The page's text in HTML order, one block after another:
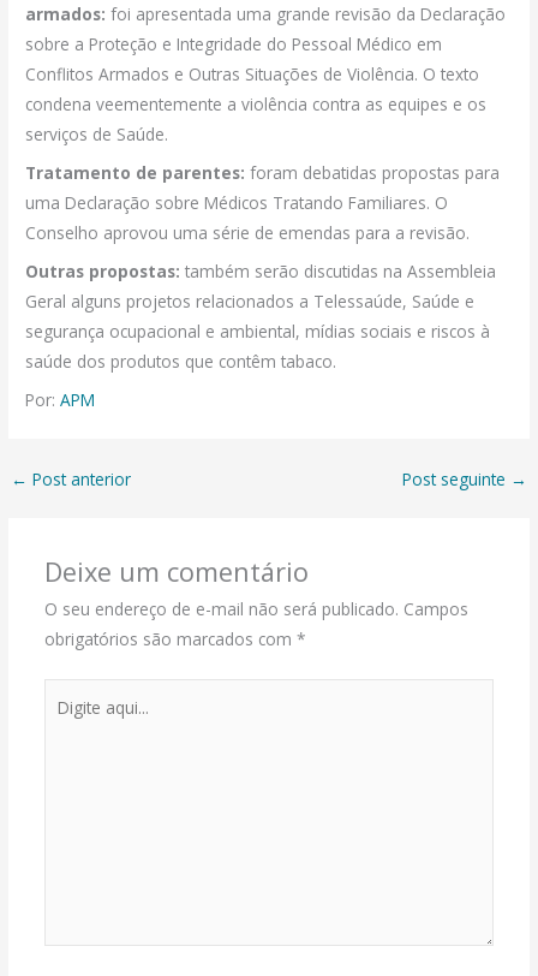
armados: foi apresentada uma grande revisão da Declaração
sobre a Proteção e Integridade do Pessoal Médico em
Conflitos Armados e Outras Situações de Violência. O texto
condena veementemente a violência contra as equipes e os
serviços de Saúde.
Tratamento de parentes: foram debatidas propostas para
uma Declaração sobre Médicos Tratando Familiares. O
Conselho aprovou uma série de emendas para a revisão.
Outras propostas: também serão discutidas na Assembleia
Geral alguns projetos relacionados a Telessaúde, Saúde e
segurança ocupacional e ambiental, mídias sociais e riscos à
saúde dos produtos que contêm tabaco.
Por:APM
← Post anterior Post seguinte →
Deixe um comentário
O seu endereço de e-mail não será publicado. Campos
obrigatórios são marcados com *
aqui...